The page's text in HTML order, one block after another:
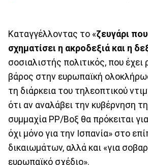
Καταγγέλλοντας το «ζευγάρι
σχηματίσει η ακροδεξιά και η
σοσιαλιστής πολιτικός, που έχει
βάρος στην ευρωπαϊκή
τη διάρκεια του τηλεοπτικού
ότι αν αναλάβει την κυβέρνηση
συμμαχία PP/Βοξ θα πρόκειται
όχι μόνο για την Ισπανία» στο
δικαιωμάτων, αλλά και «για
ευρωπαϊκό σχέδιο».